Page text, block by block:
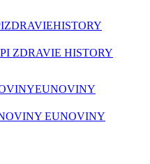
ZDRAVIEHISTORY
ZDRAVIE HISTORY
EUNOVINY
EUNOVINY